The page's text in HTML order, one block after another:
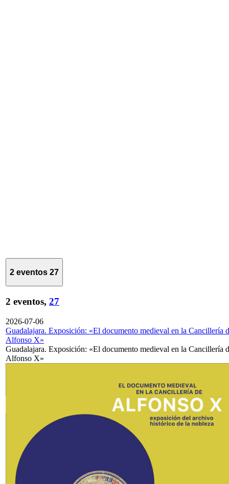
2 eventos 27
2 eventos, 27
2026-07-06
Guadalajara. Exposición: «El documento medieval en la Cancillería
Alfonso X»
Guadalajara. Exposición: «El documento medieval en la Cancillería
Alfonso X»